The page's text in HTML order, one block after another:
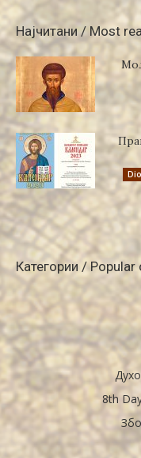
Најчитани / Most
Категории /
8th